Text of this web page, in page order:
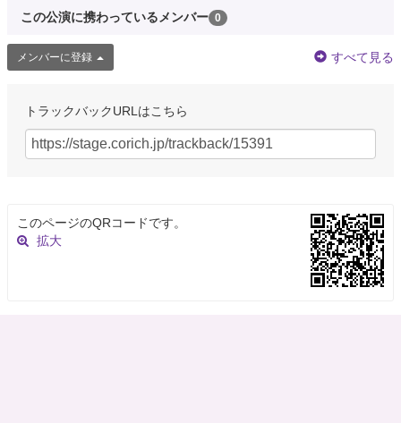
この公演に携わっているメンバー 0
メンバーに登録 すべて見る
トラックバックURLはこちら
このページのQRコードです。
拡大